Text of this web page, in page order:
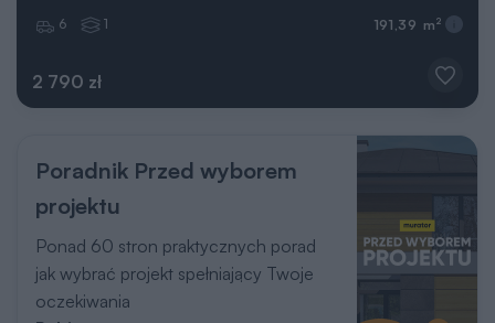
2 790 zł
6 1 191,39 m 2
Poradnik Przed wyborem
projektu
Ponad 60 stron praktycznych porad
jak wybrać projekt spełniający Twoje
oczekiwania